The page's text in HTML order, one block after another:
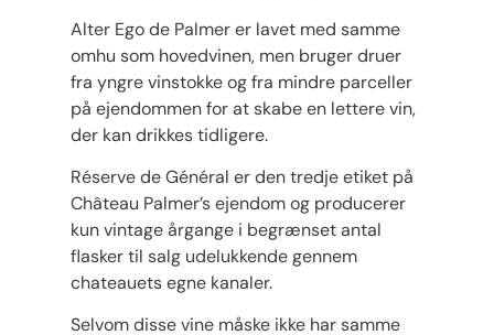
Alter Ego de Palmer er lavet med samme
omhu som hovedvinen, men bruger druer
fra yngre vinstokke og fra mindre parceller
på ejendommen for at skabe en lettere vin,
der kan drikkes tidligere.
Réserve de Général er den tredje etiket på
Château Palmer’s ejendom og producerer
kun vintage årgange i begrænset antal
flasker til salg udelukkende gennem
chateauets egne kanaler.
Selvom disse vine måske ikke har samme